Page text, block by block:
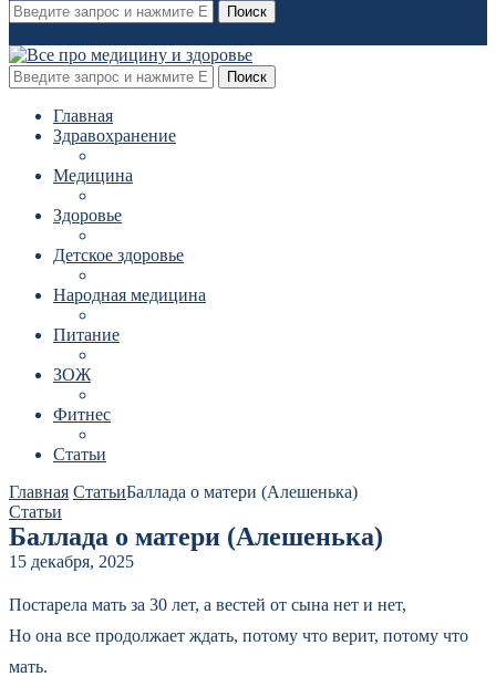
Поиск
Поиск
Главная
Здравохранение
Медицина
Здоровье
Детское здоровье
Народная медицина
Питание
ЗОЖ
Фитнес
Статьи
Главная СтатьиБаллада о матери (Алешенька)
Статьи
Баллада о матери (Алешенька)
15 декабря, 2025
Постарела мать за 30 лет, а вестей от сына нет и нет,
Но она все продолжает ждать, потому что верит, потому что
мать.